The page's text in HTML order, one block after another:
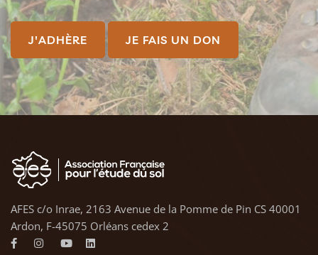
J'ADHÈRE JE FAIS UN DON
AFES c/o Inrae, 2163 Avenue de la Pomme de Pin CS 40001
Ardon, F-45075 Orléans cedex 2